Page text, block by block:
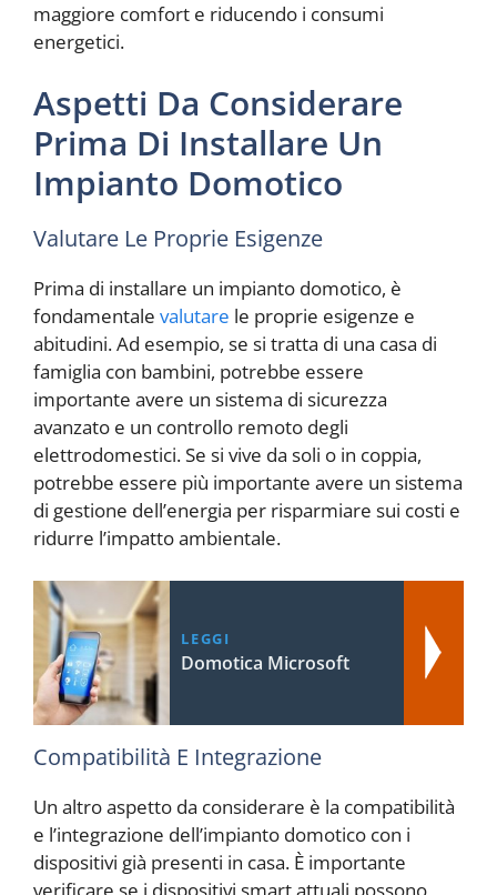
maggiore comfort e riducendo i consumi
energetici.
Aspetti Da Considerare
Prima Di Installare Un
Impianto Domotico
Valutare Le Proprie Esigenze
Prima di installare un impianto domotico, è
fondamentale valutare le proprie esigenze e
abitudini. Ad esempio, se si tratta di una casa di
famiglia con bambini, potrebbe essere
importante avere un sistema di sicurezza
avanzato e un controllo remoto degli
elettrodomestici. Se si vive da soli o in coppia,
potrebbe essere più importante avere un sistema
di gestione dell’energia per risparmiare sui costi e
ridurre l’impatto ambientale.
LEGGI
Domotica Microsoft
Compatibilità E Integrazione
Un altro aspetto da considerare è la compatibilità
e l’integrazione dell’impianto domotico con i
dispositivi già presenti in casa. È importante
verificare se i dispositivi smart attuali possono